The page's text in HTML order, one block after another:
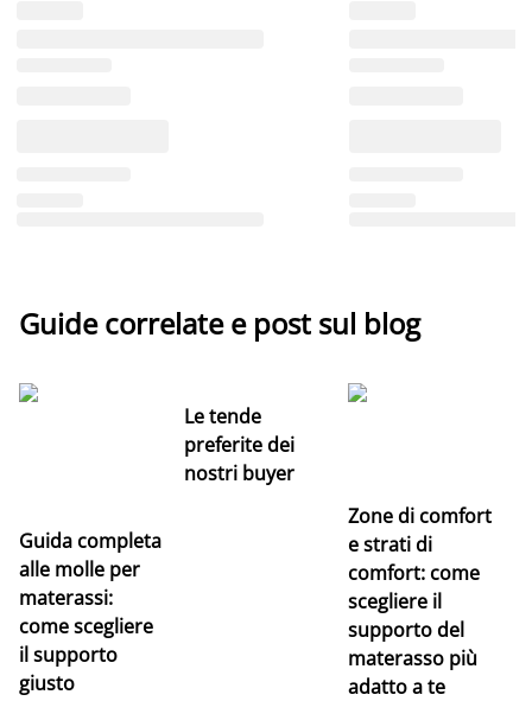
Guide correlate e post sul blog
Guida completa
alle molle per
materassi:
come scegliere
il supporto
giusto
Le tende
preferite dei
nostri buyer
Zone di comfort
e strati di
comfort: come
scegliere il
supporto del
materasso più
adatto a te